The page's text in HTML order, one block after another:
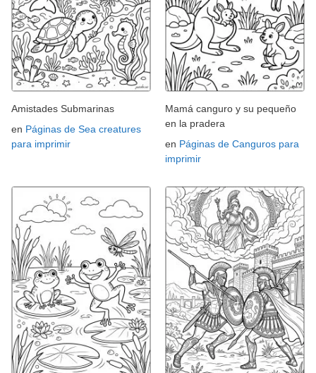
Amistades Submarinas
en Páginas de Sea creatures
para imprimir
Mamá canguro y su pequeño
en la pradera
en Páginas de Canguros para
imprimir